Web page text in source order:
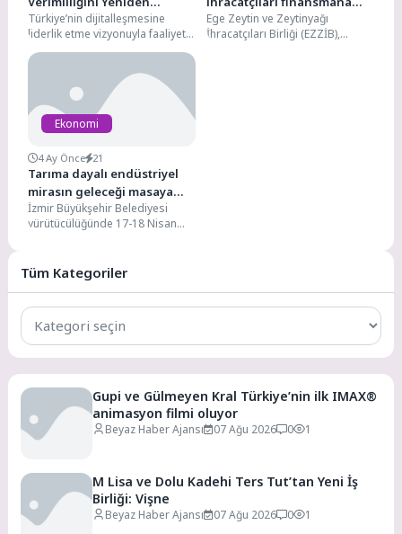
Tanımlayan Teknoloji
Türkiye’nin dijitalleşmesine
liderlik etme vizyonuyla faaliyet
gösteren Vodafone, şebeke
altyapısını yeni teknolojilerle
geliştirmeye devam ediyor.
Vodafone,...
erişim olanaklarını
değerlendirdi
Ege Zeytin ve Zeytinyağı
İhracatçıları Birliği (EZZİB),
Ekonomi
4 Ay Önce 21
Tarıma dayalı endüstriyel
mirasın geleceği masaya
yatırılıyor
İzmir Büyükşehir Belediyesi
yürütücülüğünde 17-18 Nisan
yerleşkesinde “Üretimin
Sürekliliği: Tarıma...
Tüm Kategoriler
Tüm
Kategoriler
Gupi ve Gülmeyen Kral Türkiye’nin ilk IMAX®
animasyon filmi oluyor
Beyaz Haber Ajansı 07 Ağu 2026 0 1
M Lisa ve Dolu Kadehi Ters Tut’tan Yeni İş
Birliği: Vişne
Beyaz Haber Ajansı 07 Ağu 2026 0 1